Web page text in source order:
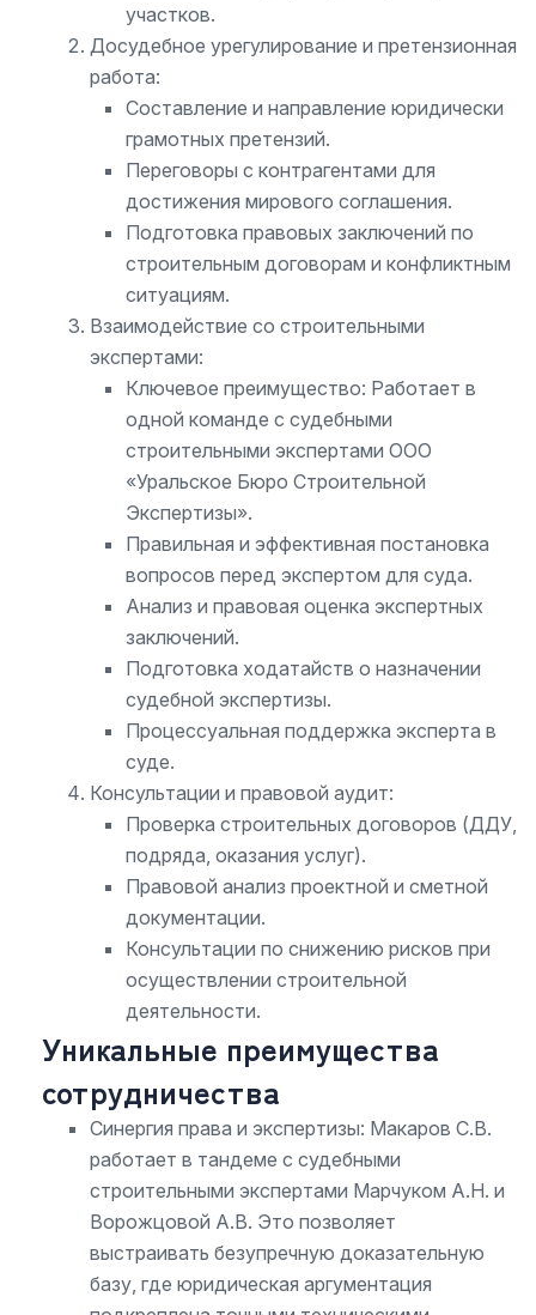
участков.
Досудебное урегулирование и претензионная
работа:
Составление и направление юридически
грамотных претензий.
Переговоры с контрагентами для
достижения мирового соглашения.
Подготовка правовых заключений по
строительным договорам и конфликтным
ситуациям.
Взаимодействие со строительными
экспертами:
Ключевое преимущество: Работает в
одной команде с судебными
строительными экспертами ООО
«Уральское Бюро Строительной
Экспертизы».
Правильная и эффективная постановка
вопросов перед экспертом для суда.
Анализ и правовая оценка экспертных
заключений.
Подготовка ходатайств о назначении
судебной экспертизы.
Процессуальная поддержка эксперта в
суде.
Консультации и правовой аудит:
Проверка строительных договоров (ДДУ,
подряда, оказания услуг).
Правовой анализ проектной и сметной
документации.
Консультации по снижению рисков при
осуществлении строительной
деятельности.
Уникальные преимущества
сотрудничества
Синергия права и экспертизы: Макаров С.В.
работает в тандеме с судебными
строительными экспертами Марчуком А.Н. и
Ворожцовой А.В. Это позволяет
выстраивать безупречную доказательную
базу, где юридическая аргументация